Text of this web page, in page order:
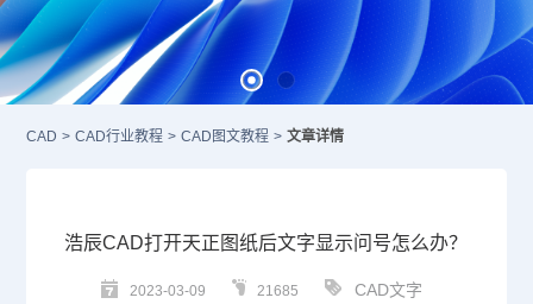
CAD > CAD行业教程 > CAD图文教程 > 文章详情
浩辰CAD打开天正图纸后文字显示问号怎么办？
2023-03-09 21685 CAD文字